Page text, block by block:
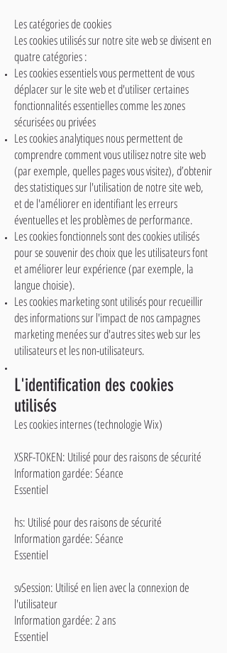
Les catégories de cookies
Les cookies utilisés sur notre site web se divisent en
quatre catégories :​
Les cookies essentiels vous permettent de vous
déplacer sur le site web et d'utiliser certaines
fonctionnalités essentielles comme les zones
sécurisées ou privées
Les cookies analytiques nous permettent de
comprendre comment vous utilisez notre site web
(par exemple, quelles pages vous visitez), d’obtenir
des statistiques sur l'utilisation de notre site web,
et de l'améliorer en identifiant les erreurs
éventuelles et les problèmes de performance.
Les cookies fonctionnels sont des cookies utilisés
pour se souvenir des choix que les utilisateurs font
et améliorer leur expérience (par exemple, la
langue choisie).
Les cookies marketing sont utilisés pour recueillir
des informations sur l'impact de nos campagnes
marketing menées sur d'autres sites web sur les
utilisateurs et les non-utilisateurs.
L'identification des cookies
utilisés
Les cookies internes (technologie Wix)
XSRF-TOKEN: Utilisé pour des raisons de sécurité
Information gardée: Séance
Essentiel
hs: Utilisé pour des raisons de sécurité
Information gardée: Séance
Essentiel
svSession: Utilisé en lien avec la connexion de
l'utilisateur
Information gardée: 2 ans
Essentiel